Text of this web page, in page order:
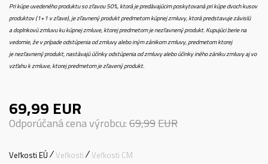
Pri kúpe uvedeného produktu so zľavou 50%, ktorá je predávajúcim poskytovaná pri kúpe dvoch kusov
produktov (1+1 v zľave), je zľavnený produkt predmetom kúpnej zmluvy, ktorá predstavuje závislú
a doplnkovú zmluvu ku kúpnej zmluve, ktorej predmetom je nezľavnený produkt. Kupujúci berie na
vedomie, že v prípade odstúpenia od zmluvy alebo iným zánikom zmluvy, predmetom ktorej
je nezľavnený produkt, nastávajú účinky odstúpenia od zmluvy alebo účinky iného zániku zmluvy aj vo
vzťahu k zmluve, ktorej predmetom je zľavený produkt.
69,99 EUR
Odporúčaná cena výrobcu:69,99EUR
Veľkosti EÚ Veľkosti Veľkosti CM